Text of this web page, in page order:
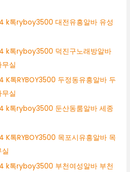
k톡ryboy3500 대전유흥알바 유성
k톡ryboy3500 덕진구노래방알바
실
K톡RYBOY3500 두정동유흥알바 두
실
k톡ryboy3500 둔산동룸알바 세종
K톡RYBOY3500 목포시유흥알바 목
k톡ryboy3500 부천여성알바 부천